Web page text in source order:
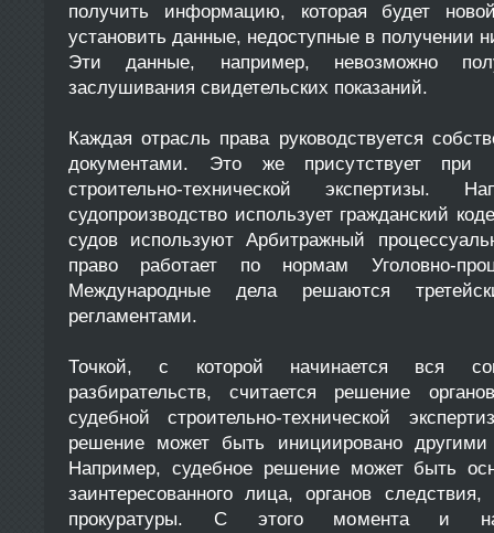
получить информацию, которая будет
установить данные, недоступные в получении
Эти данные, например, невозможно
заслушивания свидетельских показаний.
Каждая отрасль права руководствуется
документами. Это же присутствует при
строительно-технической экспертизы.
судопроизводство использует гражданский
судов используют Арбитражный
право работает по нормам Уголовно-
Международные дела решаются
регламентами.
Точкой, с которой начинается вся
разбирательств, считается решение
судебной строительно-технической
решение может быть инициировано другими
Например, судебное решение может быть
заинтересованного лица, органов
прокуратуры. С этого момента и